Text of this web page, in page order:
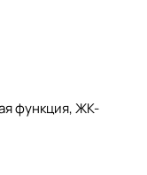
функция, ЖК-